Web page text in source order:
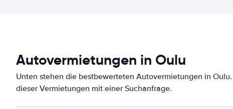
Autovermietungen in Oulu
Unten stehen die bestbewerteten Autovermietungen in
dieser Vermietungen mit einer Suchanfrage.